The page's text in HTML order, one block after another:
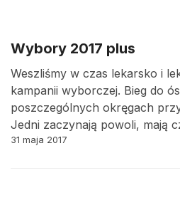
Wybory 2017 plus
Weszliśmy w czas lekarsko i
kampanii wyborczej. Bieg do
poszczególnych okręgach
Jedni zaczynają powoli, mają
31 maja 2017